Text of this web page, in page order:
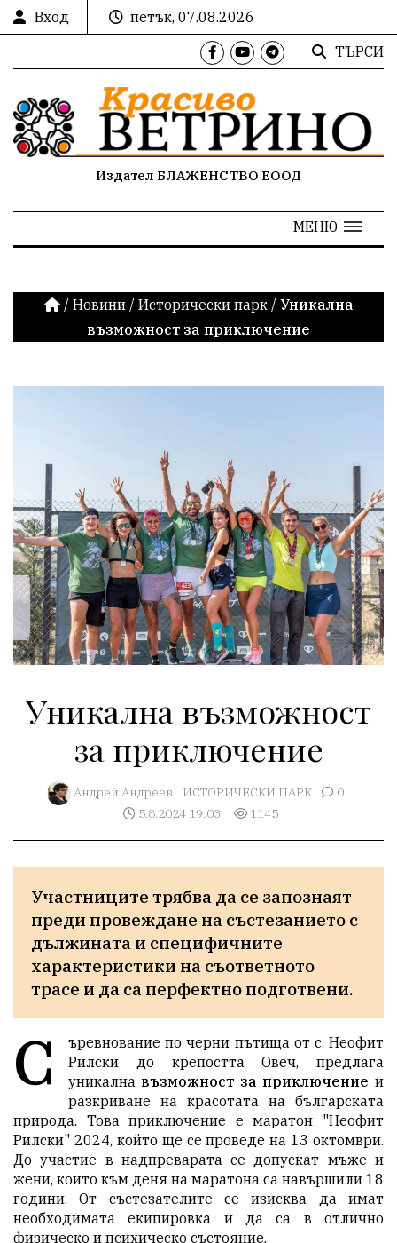
Вход
петък, 07.08.2026
ТЪРСИ
Издател БЛАЖЕНСТВО ЕООД
МЕНЮ
/ Новини / Исторически парк / Уникална
възможност за приключение
Уникална възможност
за приключение
Aндрей Андреев ИСТОРИЧЕСКИ ПАРК
0
5.8.2024 19:03
1145
Участниците трябва да се запознаят
преди провеждане на състезанието с
дължината и специфичните
характеристики на съответното
трасе и да са перфектно подготвени.
С
ъревнование по черни пътища от с. Неофит
Рилски до крепостта Овеч, предлага
уникална възможност за приключение и
разкриване на красотата на българската
природа. Това приключение е маратон "Неофит
Рилски" 2024, който ще се проведе на 13 октомври.
До участие в надпреварата се допускат мъже и
жени, които към деня на маратона са навършили 18
години. От състезателите се изисква да имат
необходимата екипировка и да са в отлично
физическо и психическо състояние.